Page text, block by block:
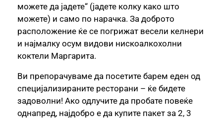
можете да јадете“ (јадете колку како што
можете) и само по нарачка. За доброто
расположение ќе се погрижат весели келнери
и најмалку осум видови нискоалкохолни
коктели Маргарита.
Ви препорачуваме да посетите барем еден од
специјализираните ресторани – ќе бидете
задоволни! Ако одлучите да пробате повеќе
однапред, најдобро е да купите пакет за 2, 3